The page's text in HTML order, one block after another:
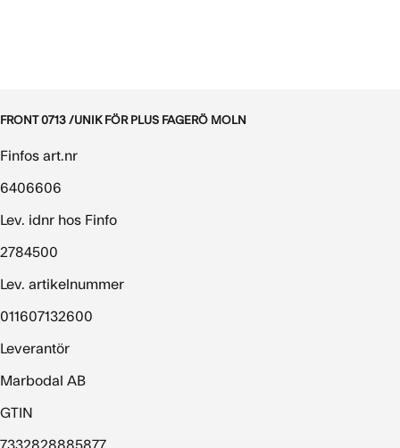
FRONT 0713 /UNIK FÖR PLUS FAGERÖ MOLN
Finfos art.nr
6406606
Lev. idnr hos Finfo
2784500
Lev. artikelnummer
011607132600
Leverantör
Marbodal AB
GTIN